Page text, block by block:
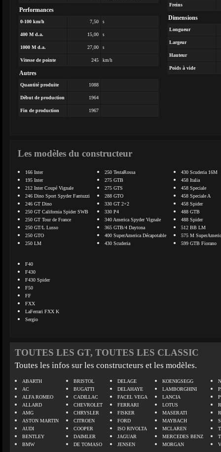
Performances
0-100 km/h 7,50 s
400 M d.a. 15,00 s
1000 M d.a. 27,00 s
Vitesse de pointe 245 km/h
Autres
Quantité produite 1088
Début de production 1964
Fin de production 1967
Freins
Dimensions
Longueur
Largeur
Hauteur
Poids à vide
Les modèles du constructeur
166 Inter
195 Inter
212 Inter Coupé Vignale
246 Dino Sport Spyder Fantuzzi
246 GT Dino
250 GT California Spider SWB
250 GT Tour de France
250 GT/L Lusso
250 GTO
250 LM
250 TestaRossa
275 GTB
275 GTS
288 GTO
330 GT 2+2
330 P4
340 America Spyder Vignale
365 GTB/4 Daytona
400 SuperAmerica Décapotable
430 Scuderia
430 Scuderia 16M
458 Italia
458 Speciale
458 Speciale A
458 Spider
488 GTB
488 Spider
512 BB LM
575 M
599 GTB Fiorano
F40
F430
F430 Spider
F50
FF
FXX
LaFerrari FXX K
Sergio
TOUTES LES GT, TOUTES LES CLASSIC
Toutes les infos sur les constructeurs et les modèles.
ABARTH
AC
ALFA ROMEO
ALLARD
AMG
ASTON MARTIN
AUDI
BENTLEY
BMW
BRISTOL
BUGATTI
CADILLAC
CHEVROLET
CHRYSLER
CITROEN
COOPER
DAIMLER
DE TOMASO
DELAGE
DELAHAYE
FACEL VEGA
FERRARI
FISKER
FORD
ISO RIVOLTA
JAGUAR
JENSEN
KOENIGSEGG
LAMBORGHINI
LANCIA
LOTUS
MASERATI
MAYBACH
MCLAREN
MERCEDES BENZ
MORGAN